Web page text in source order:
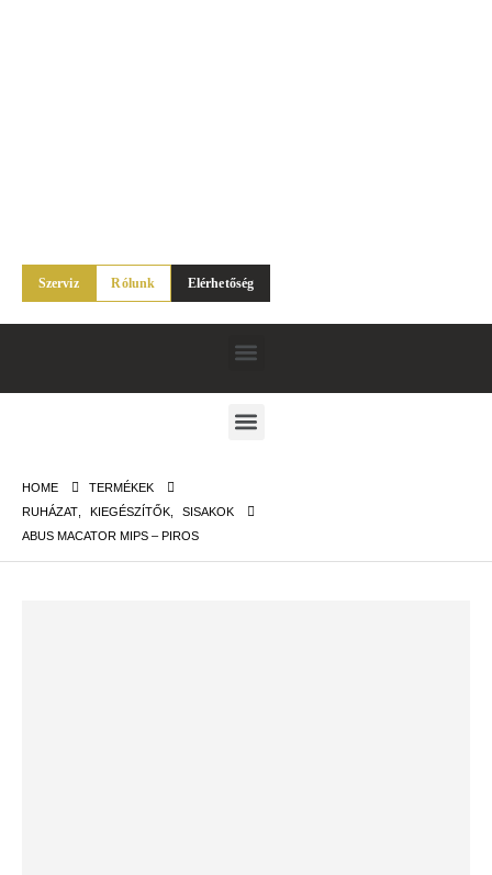
Szerviz Rólunk Elérhetőség
HOME
TERMÉKEK
RUHÁZAT
KIEGÉSZÍTŐK
SISAKOK
ABUS MACATOR MIPS – PIROS